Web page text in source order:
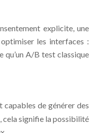
explicite, une
les interfaces :
qu’un A/B test classique
de générer des
cela signifie la possibilité